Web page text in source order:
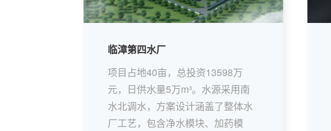
临漳第四水厂
项目占地40亩，总投资13598万
元，日供水量5万m³。水源采用南
水北调水，方案设计涵盖了整体水
厂工艺，包含净水模块、加药模